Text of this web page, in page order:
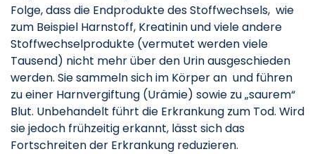
Folge, dass die Endprodukte des Stoffwechsels, wie
zum Beispiel Harnstoff, Kreatinin und viele andere
Stoffwechselprodukte (vermutet werden viele
Tausend) nicht mehr über den Urin ausgeschieden
werden. Sie sammeln sich im Körper an und führen
zu einer Harnvergiftung (Urämie) sowie zu „saurem“
Blut. Unbehandelt führt die Erkrankung zum Tod. Wird
sie jedoch frühzeitig erkannt, lässt sich das
Fortschreiten der Erkrankung reduzieren.